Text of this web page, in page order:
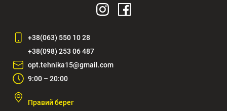
+38(063) 550 10 28
+38(098) 253 06 487
opt.tehnika15@gmail.com
9:00 – 20:00
Правий берег